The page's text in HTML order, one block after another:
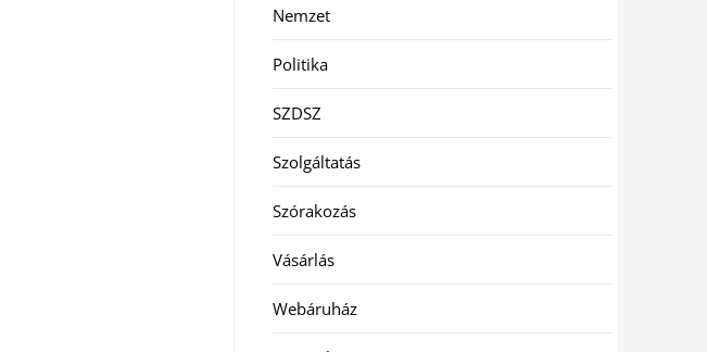
Nemzet
Politika
SZDSZ
Szolgáltatás
Szórakozás
Vásárlás
Webáruház